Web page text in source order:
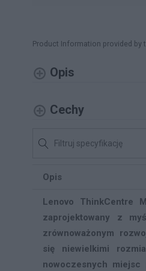
Product Information provided by
Opis
Cechy
Opis
Lenovo ThinkCentre
zaprojektowany z
zrównoważonym
się niewielkimi
nowoczesnych miejsc